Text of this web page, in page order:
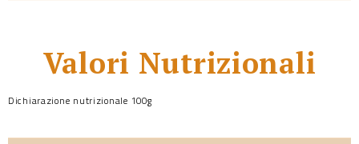
Valori Nutrizionali
Dichiarazione nutrizionale 100g